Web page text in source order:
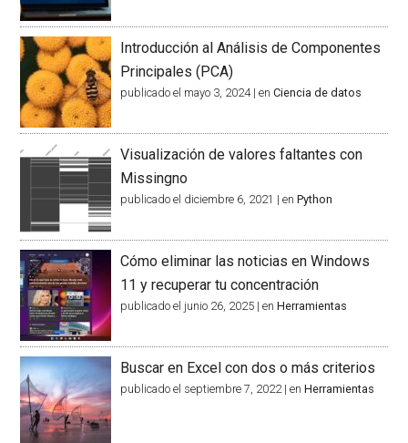
Introducción al Análisis de Componentes
Principales (PCA)
publicado el mayo 3, 2024|enCiencia de datos
Visualización de valores faltantes con
Missingno
publicado el diciembre 6, 2021 |enPython
Cómo eliminar las noticias en Windows
11 y recuperar tu concentración
publicado el junio 26, 2025 |enHerramientas
Buscar en Excel con dos o más criterios
publicado el septiembre 7, 2022 |enHerramientas